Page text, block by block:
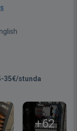
35€/stunda
+62